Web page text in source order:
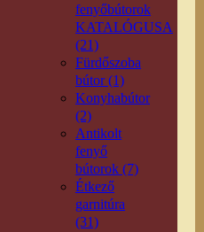
fenyőbútorok
KATALÓGUSA
(21)
Fürdőszoba
bútor (1)
Konyhabútor
(2)
Antikolt
fenyő
bútorok (7)
Étkező
garnitúra
(31)